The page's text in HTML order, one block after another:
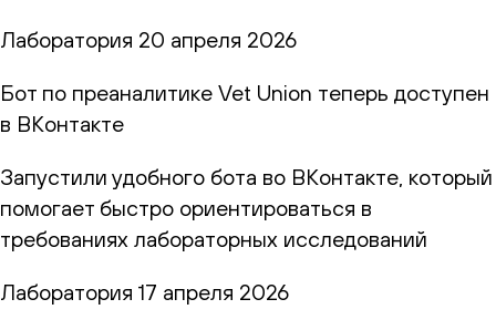
Лаборатория 20 апреля 2026
Бот по преаналитике Vet Union теперь доступен
в ВКонтакте
Запустили удобного бота во ВКонтакте, который
помогает быстро ориентироваться в
требованиях лабораторных исследований
Лаборатория 17 апреля 2026